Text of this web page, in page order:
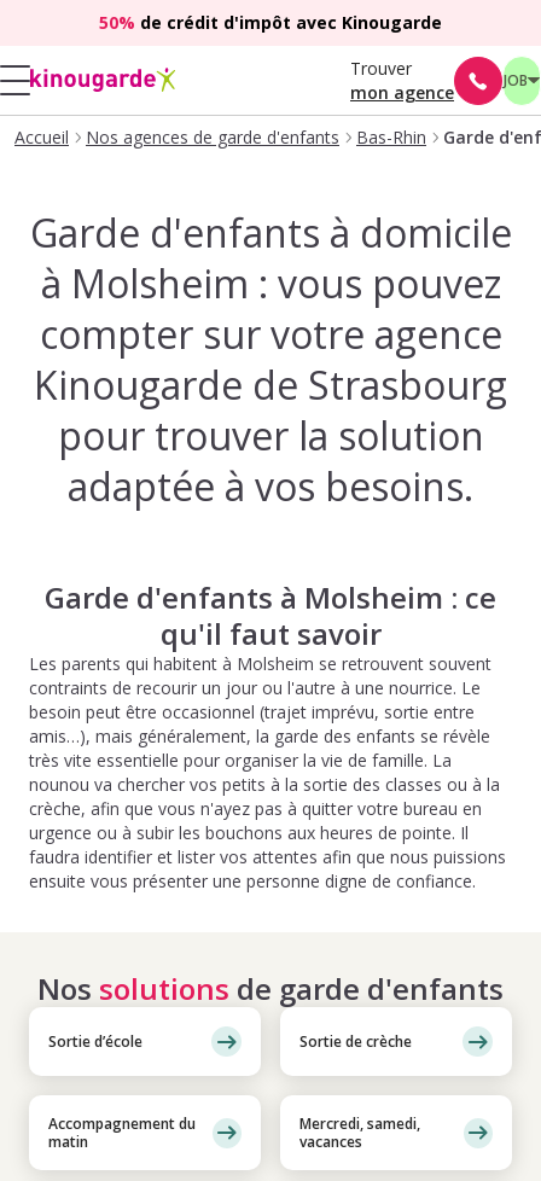
50% de crédit d'impôt avec Kinougarde
Trouver
mon agence
JOB
Accueil Nos agences de garde d'enfants Bas-Rhin Garde
Garde d'enfants à domicile
à Molsheim : vous pouvez
compter sur votre agence
Kinougarde de Strasbourg
pour trouver la solution
adaptée à vos besoins.
Garde d'enfants à Molsheim : ce
qu'il faut savoir
Les parents qui habitent à Molsheim se retrouvent souvent
contraints de recourir un jour ou l'autre à une nourrice. Le
besoin peut être occasionnel (trajet imprévu, sortie entre
amis…), mais généralement, la garde des enfants se révèle
très vite essentielle pour organiser la vie de famille. La
nounou va chercher vos petits à la sortie des classes ou à la
crèche, afin que vous n'ayez pas à quitter votre bureau en
urgence ou à subir les bouchons aux heures de pointe. Il
faudra identifier et lister vos attentes afin que nous puissions
ensuite vous présenter une personne digne de confiance.
Nos solutions de garde d'enfants
Sortie d’école Sortie de crèche
Accompagnement du
matin
Mercredi, samedi,
vacances